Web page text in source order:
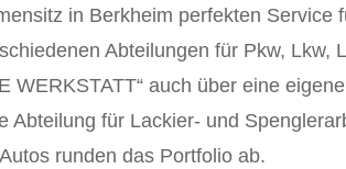
in Berkheim perfekten Service
Abteilungen für Pkw, Lkw,
WERKSTATT“ auch über eine
Abteilung für Lackier- und
runden das Portfolio ab.